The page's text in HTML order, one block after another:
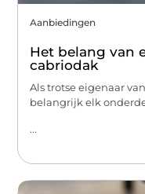
Aanbiedingen
Het belang van
cabriodak
Als trotse eigenaar
belangrijk elk
...